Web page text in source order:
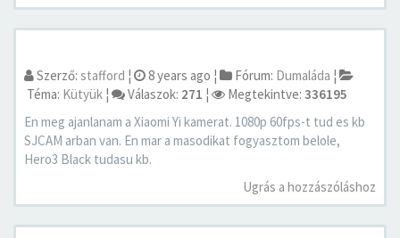
Szerző: stafford ¦ 8 years ago ¦ Fórum: Dumaláda ¦
Téma: Kütyük ¦ Válaszok: 271 ¦ Megtekintve: 336195
En meg ajanlanam a Xiaomi Yi kamerat. 1080p 60fps-t tud es kb
SJCAM arban van. En mar a masodikat fogyasztom belole,
Hero3 Black tudasu kb.
Ugrás a hozzászóláshoz